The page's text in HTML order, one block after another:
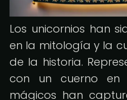
Los unicornios han
en la mitología y la
de la historia.
con un cuerno en
mágicos han